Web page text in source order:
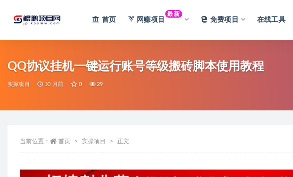
首页 网赚项目
最新
免费项目 在线工具
QQ协议挂机一键运行账号等级搬砖脚本使用教程
实操项目 10 月前 0 29
当前位置： 首页 实操项目 正文